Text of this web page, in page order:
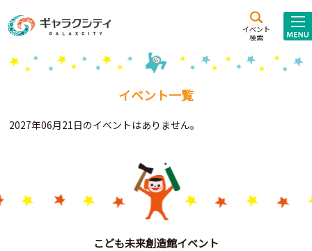
イベント
検索
施設案内
こども
西新井
施設･
Gがくえん
お知らせ
イベント一覧
2027年06月21日のイベントはありません。
こども未来創造館イベント